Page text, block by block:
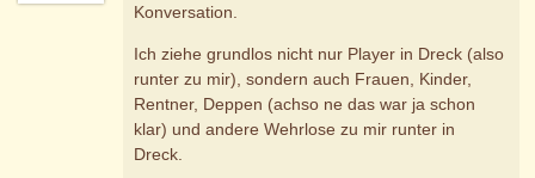
Konversation.
Ich ziehe grundlos nicht nur Player in Dreck (also
runter zu mir), sondern auch Frauen, Kinder,
Rentner, Deppen (achso ne das war ja schon
klar) und andere Wehrlose zu mir runter in
Dreck.